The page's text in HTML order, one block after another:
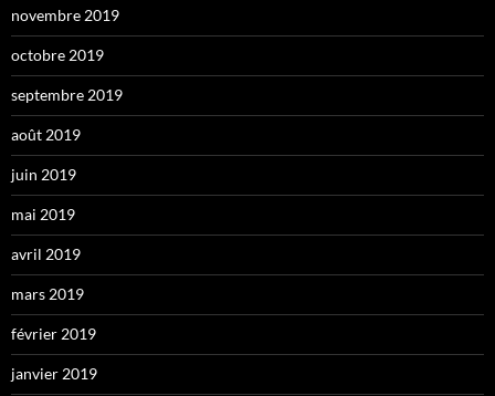
novembre 2019
octobre 2019
septembre 2019
août 2019
juin 2019
mai 2019
avril 2019
mars 2019
février 2019
janvier 2019